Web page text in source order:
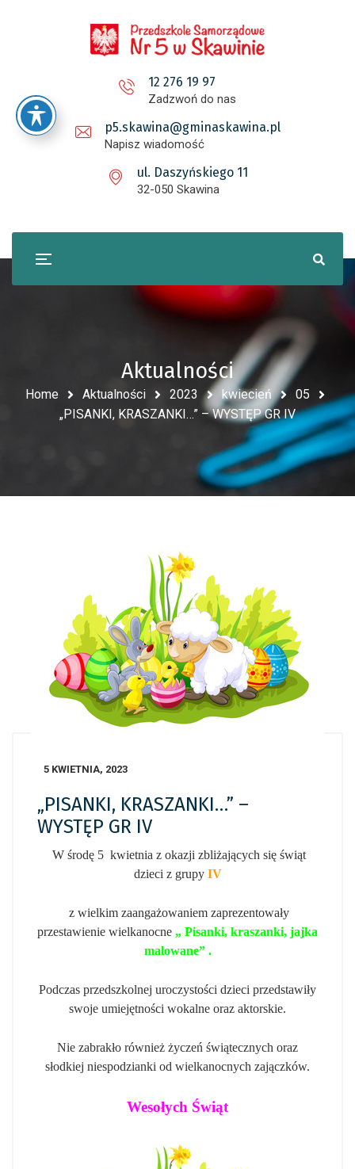
12 276 19 97
Zadzwoń do nas
p5.skawina@gminaskawina.pl
Napisz wiadomość
ul. Daszyńskiego 11
32-050 Skawina
Aktualności
Home Aktualności 2023 kwiecień
05
„PISANKI, KRASZANKI…” – WYSTĘP GR IV
5 KWIETNIA, 2023
„PISANKI, KRASZANKI…” –
WYSTĘP GR IV
W środę 5 kwietnia z okazji zbliżających się świąt
dzieci z grupy IV
z wielkim zaangażowaniem zaprezentowały
przestawienie wielkanocne „ Pisanki, kraszanki, jajka
malowane” .
Podczas przedszkolnej uroczystości dzieci przedstawiły
swoje umiejętności wokalne oraz aktorskie.
Nie zabrakło również życzeń świątecznych oraz
słodkiej niespodzianki od wielkanocnych zajączków.
Wesołych Świąt